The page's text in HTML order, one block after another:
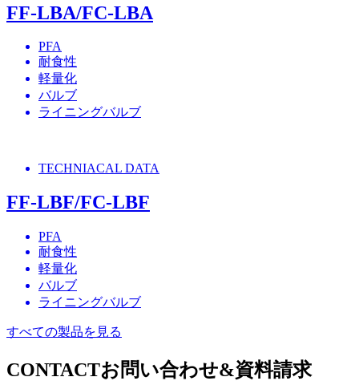
FF-LBA/FC-LBA
PFA
耐食性
軽量化
バルブ
ライニングバルブ
TECHNIACAL DATA
FF-LBF/FC-LBF
PFA
耐食性
軽量化
バルブ
ライニングバルブ
すべての製品を見る
CONTACTお問い合わせ&資料請求